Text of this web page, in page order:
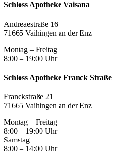
Schloss Apotheke Vaisana
Andreaestraße 16
71665 Vaihingen an der Enz
Montag – Freitag
8:00 – 19:00 Uhr
Schloss Apotheke Franck Straße
Franckstraße 21
71665 Vaihingen an der Enz
Montag – Freitag
8:00 – 19:00 Uhr
Samstag
8:00 – 14:00 Uhr